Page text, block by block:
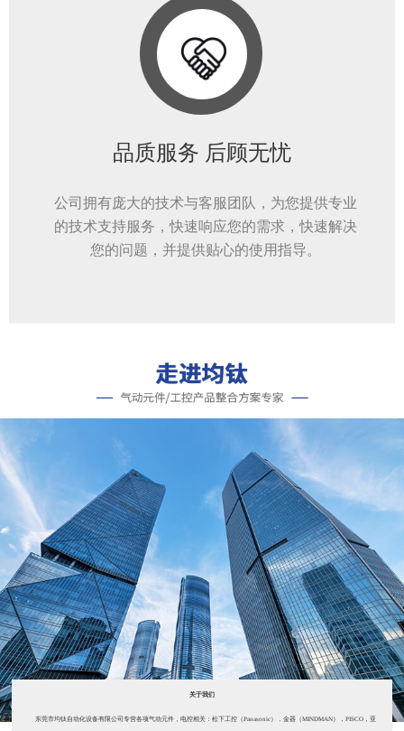
品质服务 后顾无忧
公司拥有庞大的技术与客服团队，为您提供专业
的技术支持服务，快速响应您的需求，快速解决
您的问题，并提供贴心的使用指导。
关于我们
东莞市均钛自动化设备有限公司专营各项气动元件，电控相关：松下工控（Panasonic），金器（MINDMAN），PISCO，亚